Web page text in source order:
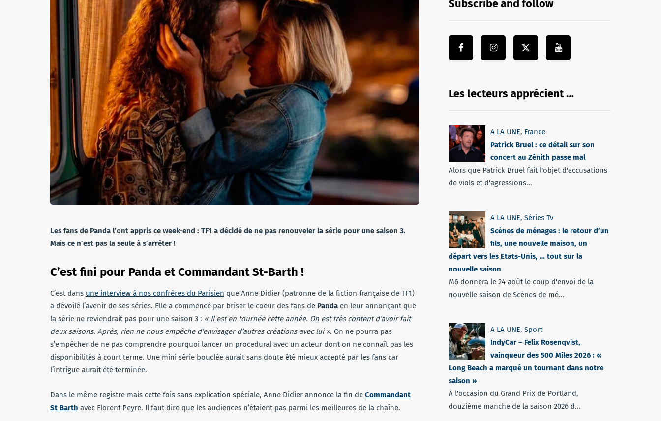
Les fans de Panda l’ont appris ce week-end : TF1 a décidé de ne pas renouveler la série pour une saison 3.
Mais ce n’est pas la seule à s’arrêter !
C’est fini pour Panda et Commandant St-Barth !
C’est dans une interview à nos confrères du Parisien que Anne Didier (patronne de la fiction française de TF1)
a dévoilé l’avenir de ses séries. Elle a commencé par briser le coeur des fans de Panda en leur annonçant que
la série ne reviendrait pas pour une saison 3 : « Il est en tournée cette année. On est très content d’avoir fait
deux saisons. Après, rien ne nous empêche d’envisager d’autres créations avec lui ». On ne pourra pas
s’empêcher de ne pas comprendre pourquoi lancer un procedural avec un acteur dont on ne connaît pas les
disponibilités à court terme. Une mini série bouclée aurait sans doute été mieux accepté par les fans car
l’intrigue aurait été terminée.
Dans le même registre mais cette fois sans explication spéciale, Anne Didier annonce la fin de Commandant
St Barth avec Florent Peyre. Il faut dire que les audiences n’étaient pas parmi les meilleures de la chaîne.
Subscribe and follow
Les lecteurs apprécient …
A LA UNE, France
Patrick Bruel : ce détail sur son
concert au Zénith passe mal
Alors que Patrick Bruel fait l'objet d'accusations
de viols et d'agressions...
A LA UNE, Séries Tv
Scènes de ménages : le retour d’un
fils, une nouvelle maison, un
départ vers les Etats-Unis, … tout sur la
nouvelle saison
M6 donnera le 24 août le coup d'envoi de la
nouvelle saison de Scènes de mé...
A LA UNE, Sport
IndyCar – Felix Rosenqvist,
vainqueur des 500 Miles 2026 : «
Long Beach a marqué un tournant dans notre
saison »
À l'occasion du Grand Prix de Portland,
douzième manche de la saison 2026 d...